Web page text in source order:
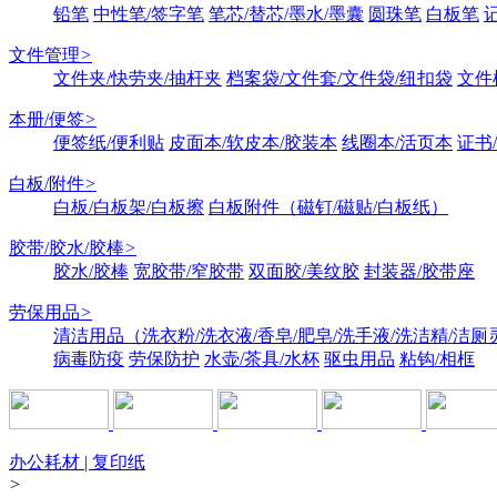
铅笔 中性笔/签字笔 笔芯/替芯/墨水/墨囊 圆珠笔 白板笔
文件管理>
文件夹/快劳夹/抽杆夹 档案袋/文件套/文件袋/纽扣袋 文件
本册/便签>
便签纸/便利贴 皮面本/软皮本/胶装本 线圈本/活页本 证书
白板/附件>
白板/白板架/白板擦 白板附件（磁钉/磁贴/白板纸）
胶带/胶水/胶棒>
胶水/胶棒 宽胶带/窄胶带 双面胶/美纹胶 封装器/胶带座
劳保用品>
清洁用品（洗衣粉/洗衣液/香皂/肥皂/洗手液/洗洁精/洁厕
病毒防疫 劳保防护 水壶/茶具/水杯 驱虫用品 粘钩/相框
办公耗材 | 复印纸
>